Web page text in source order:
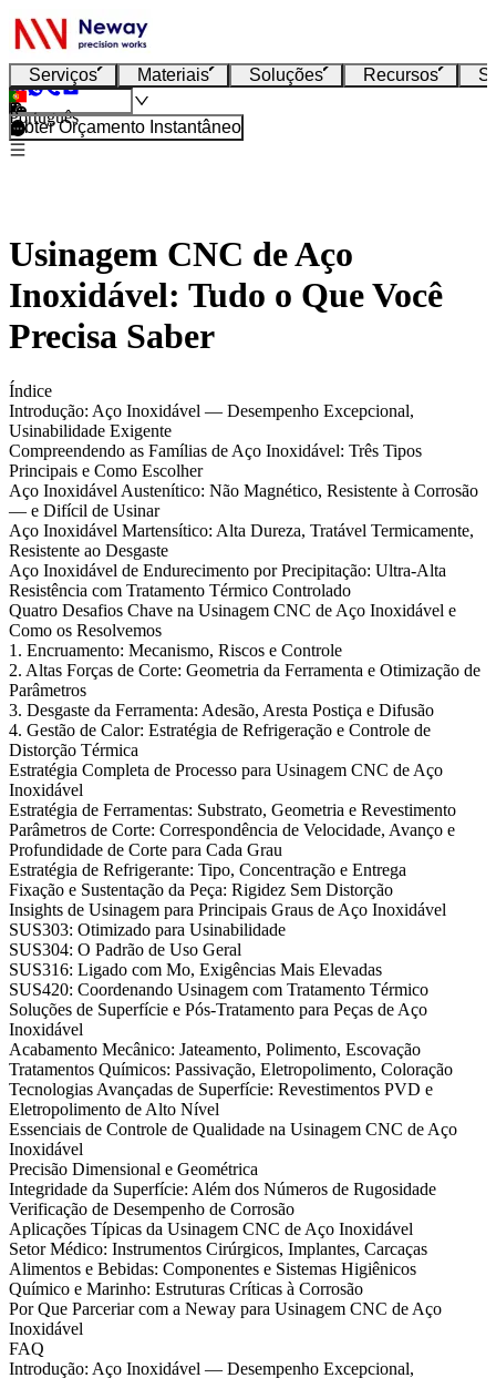
Serviços Materiais Soluções Recursos
Português
Obter Orçamento Instantâneo
Usinagem CNC de Aço
Inoxidável: Tudo o Que Você
Precisa Saber
Índice
Introdução: Aço Inoxidável — Desempenho Excepcional,
Usinabilidade Exigente
Compreendendo as Famílias de Aço Inoxidável: Três Tipos
Principais e Como Escolher
Aço Inoxidável Austenítico: Não Magnético, Resistente à Corrosão
— e Difícil de Usinar
Aço Inoxidável Martensítico: Alta Dureza, Tratável Termicamente,
Resistente ao Desgaste
Aço Inoxidável de Endurecimento por Precipitação: Ultra-Alta
Resistência com Tratamento Térmico Controlado
Quatro Desafios Chave na Usinagem CNC de Aço Inoxidável e
Como os Resolvemos
1. Encruamento: Mecanismo, Riscos e Controle
2. Altas Forças de Corte: Geometria da Ferramenta e Otimização de
Parâmetros
3. Desgaste da Ferramenta: Adesão, Aresta Postiça e Difusão
4. Gestão de Calor: Estratégia de Refrigeração e Controle de
Distorção Térmica
Estratégia Completa de Processo para Usinagem CNC de Aço
Inoxidável
Estratégia de Ferramentas: Substrato, Geometria e Revestimento
Parâmetros de Corte: Correspondência de Velocidade, Avanço e
Profundidade de Corte para Cada Grau
Estratégia de Refrigerante: Tipo, Concentração e Entrega
Fixação e Sustentação da Peça: Rigidez Sem Distorção
Insights de Usinagem para Principais Graus de Aço Inoxidável
SUS303: Otimizado para Usinabilidade
SUS304: O Padrão de Uso Geral
SUS316: Ligado com Mo, Exigências Mais Elevadas
SUS420: Coordenando Usinagem com Tratamento Térmico
Soluções de Superfície e Pós-Tratamento para Peças de Aço
Inoxidável
Acabamento Mecânico: Jateamento, Polimento, Escovação
Tratamentos Químicos: Passivação, Eletropolimento, Coloração
Tecnologias Avançadas de Superfície: Revestimentos PVD e
Eletropolimento de Alto Nível
Essenciais de Controle de Qualidade na Usinagem CNC de Aço
Inoxidável
Precisão Dimensional e Geométrica
Integridade da Superfície: Além dos Números de Rugosidade
Verificação de Desempenho de Corrosão
Aplicações Típicas da Usinagem CNC de Aço Inoxidável
Setor Médico: Instrumentos Cirúrgicos, Implantes, Carcaças
Alimentos e Bebidas: Componentes e Sistemas Higiênicos
Químico e Marinho: Estruturas Críticas à Corrosão
Por Que Parceriar com a Neway para Usinagem CNC de Aço
Inoxidável
FAQ
Introdução: Aço Inoxidável — Desempenho Excepcional,